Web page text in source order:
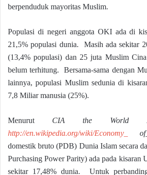
berpenduduk mayoritas Muslim.
Populasi di negeri anggota OKI ada di
21,5% populasi dunia. Masih ada sekitar
(13,4% populasi) dan 25 juta Muslim
belum terhitung. Bersama-sama dengan
lainnya, populasi Muslim sedunia di
7,8 Miliar manusia (25%).
Menurut CIA the World
http://en.wikipedia.org/wiki/Economy_
domestik bruto (PDB) Dunia Islam secara
Purchasing Power Parity) ada pada kisaran
sekitar 17,48% dunia. Untuk